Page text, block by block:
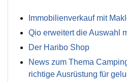
Immobilienverkauf mit
Qio erweitert die Auswahl
Der Haribo Shop
News zum Thema
richtige Ausrüstung für